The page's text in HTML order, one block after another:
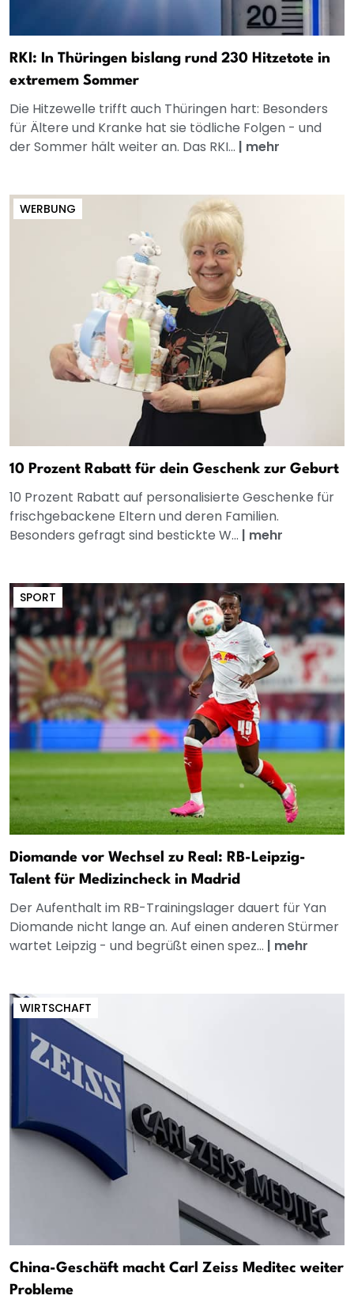
RKI: In Thüringen bislang rund 230 Hitzetote in
extremem Sommer
Die Hitzewelle trifft auch Thüringen hart: Besonders
für Ältere und Kranke hat sie tödliche Folgen - und
der Sommer hält weiter an. Das RKI... | mehr
WERBUNG
10 Prozent Rabatt für dein Geschenk zur Geburt
10 Prozent Rabatt auf personalisierte Geschenke für
frischgebackene Eltern und deren Familien.
Besonders gefragt sind bestickte W... | mehr
SPORT
Diomande vor Wechsel zu Real: RB-Leipzig-
Talent für Medizincheck in Madrid
Der Aufenthalt im RB-Trainingslager dauert für Yan
Diomande nicht lange an. Auf einen anderen Stürmer
wartet Leipzig - und begrüßt einen spez... | mehr
WIRTSCHAFT
China-Geschäft macht Carl Zeiss Meditec weiter
Probleme